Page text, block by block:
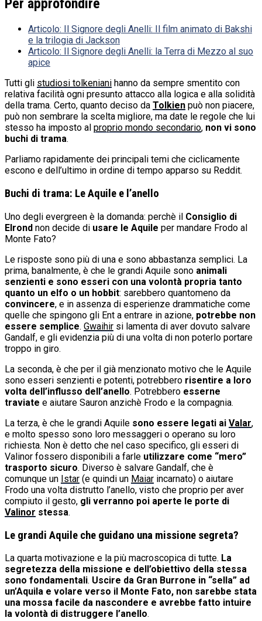
Per approfondire
Articolo:
Il Signore degli Anelli: Il film animato di Bakshi
e la trilogia di Jackson
Articolo:
Il Signore degli Anelli: la Terra di Mezzo al suo
apice
Tutti gli studiosi tolkeniani hanno da sempre smentito con
relativa facilità ogni presunto attacco alla logica e alla solidità
della trama. Certo, quanto deciso da Tolkien può non piacere,
può non sembrare la scelta migliore, ma date le regole che lui
stesso ha imposto al proprio mondo secondario, non vi sono
buchi di trama.
Parliamo rapidamente dei principali temi che ciclicamente
escono e dell’ultimo in ordine di tempo apparso su Reddit.
Buchi di trama: Le Aquile e l’anello
Uno degli evergreen è la domanda: perchè il Consiglio di
Elrond non decide di usare le Aquile per mandare Frodo al
Monte Fato?
Le risposte sono più di una e sono abbastanza semplici. La
prima, banalmente, è che le grandi Aquile sono animali
senzienti e sono esseri con una volontà propria tanto
quanto un elfo o un hobbit: sarebbero quantomeno da
convincere, e in assenza di esperienze drammatiche come
quelle che spingono gli Ent a entrare in azione, potrebbe non
essere semplice. Gwaihir si lamenta di aver dovuto salvare
Gandalf, e gli evidenzia più di una volta di non poterlo portare
troppo in giro.
La seconda, è che per il già menzionato motivo che le Aquile
sono esseri senzienti e potenti, potrebbero risentire a loro
volta dell’influsso dell’anello. Potrebbero esserne
traviate e aiutare Sauron anzichè Frodo e la compagnia.
La terza, è che le grandi Aquile sono essere legati ai Valar,
e molto spesso sono loro messaggeri o operano su loro
richiesta. Non è detto che nel caso specifico, gli esseri di
Valinor fossero disponibili a farle utilizzare come “mero”
trasporto sicuro. Diverso è salvare Gandalf, che è
comunque un Istar (e quindi un Maiar incarnato) o aiutare
Frodo una volta distrutto l’anello, visto che proprio per aver
compiuto il gesto, gli verranno poi aperte le porte di
Valinor stessa.
Le grandi Aquile che guidano una missione segreta?
La quarta motivazione e la più macroscopica di tutte. La
segretezza della missione e dell’obiettivo della stessa
sono fondamentali. Uscire da Gran Burrone in “sella” ad
un’Aquila e volare verso il Monte Fato, non sarebbe stata
una mossa facile da nascondere e avrebbe fatto intuire
la volontà di distruggere l’anello.